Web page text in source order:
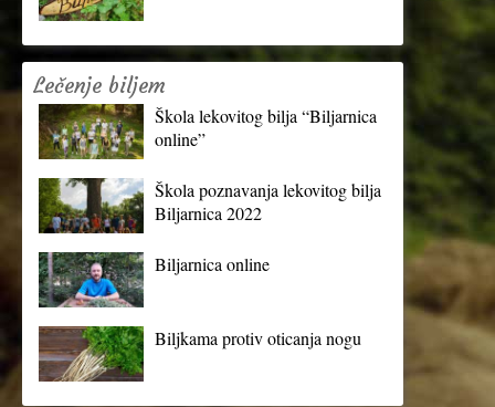
Lečenje biljem
Škola lekovitog bilja “Biljarnica
online”
Škola poznavanja lekovitog bilja
Biljarnica 2022
Biljarnica online
Biljkama protiv oticanja nogu